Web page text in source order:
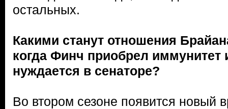
остальных.
Какими станут отношения
когда Финч приобрел иммунитет
нуждается в сенаторе?
Во втором сезоне появится новый